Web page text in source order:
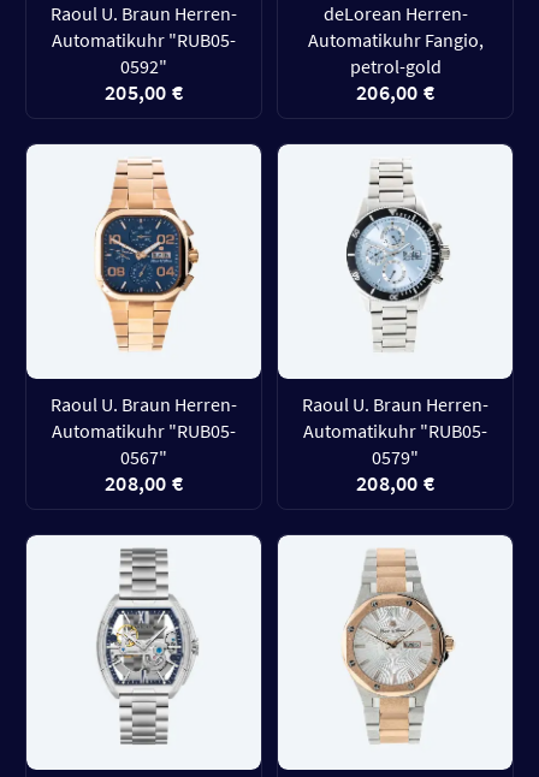
Raoul U. Braun Herren-
Automatikuhr "RUB05-
0592"
205,00 €
deLorean Herren-
Automatikuhr Fangio,
petrol-gold
206,00 €
Raoul U. Braun Herren-
Automatikuhr "RUB05-
0567"
208,00 €
Raoul U. Braun Herren-
Automatikuhr "RUB05-
0579"
208,00 €